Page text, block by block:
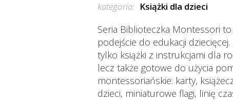
kategoria: Książki dla dzieci
Seria Biblioteczka Montessori to
podejście do edukacji
tylko książki z instrukcjami dla
lecz także gotowe do użycia
montessoriańskie: karty,
dzieci, miniaturowe flagi, linię